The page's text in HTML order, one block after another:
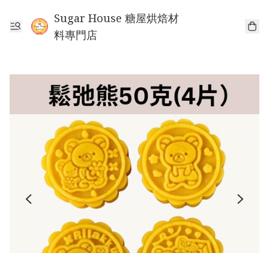
Sugar House 糖屋烘焙材
料專門店